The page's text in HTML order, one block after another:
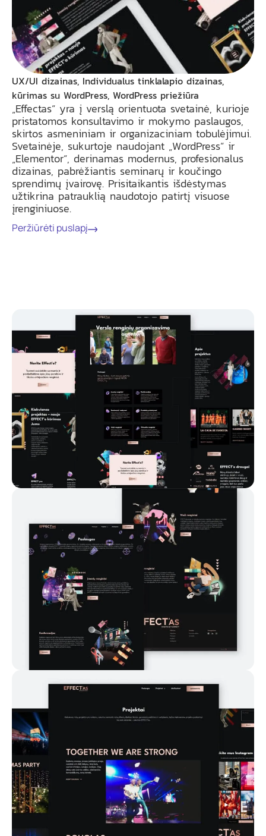
UX/UI dizainas, Individualus tinklalapio dizainas,
kūrimas su WordPress, WordPress priežiūra
„Effectas“ yra į verslą orientuota svetainė, kurioje
pristatomos konsultavimo ir mokymo paslaugos,
skirtos asmeniniam ir organizaciniam tobulėjimui.
Svetainėje, sukurtoje naudojant „WordPress“ ir
„Elementor“, derinamas modernus, profesionalus
dizainas, pabrėžiantis seminarų ir koučingo
sprendimų įvairovę. Prisitaikantis išdėstymas
užtikrina patrauklią naudotojo patirtį visuose
įrenginiuose.
Peržiūrėti puslapį